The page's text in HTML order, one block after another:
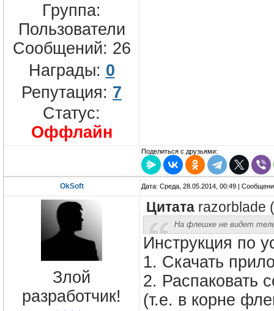
Группа:
Пользователи
Сообщений: 26
Награды: 0
Репутация: 7
Статус:
Оффлайн
Поделиться с друзьями:
OkSoft Дата: Среда, 28.05.2014, 00:49 |
Злой
разработчик!
Цитата razorblade (
На флешке не видет
Инструкция по
1. Скачать
2. Распаковать
(т.е. в корне